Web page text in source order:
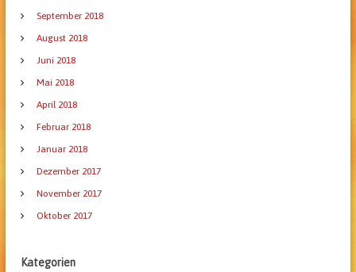
September 2018
August 2018
Juni 2018
Mai 2018
April 2018
Februar 2018
Januar 2018
Dezember 2017
November 2017
Oktober 2017
Kategorien